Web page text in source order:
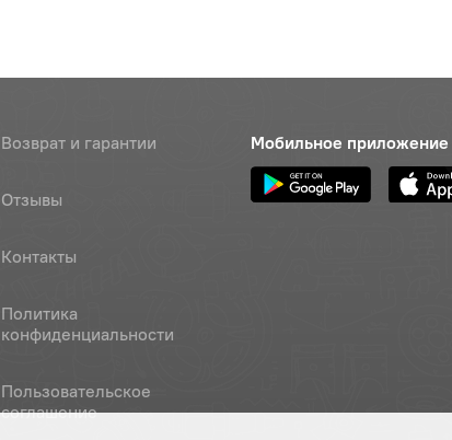
Возврат и гарантии
Отзывы
Контакты
Политика
конфиденциальности
Пользовательское
соглашение
Мобильное приложение